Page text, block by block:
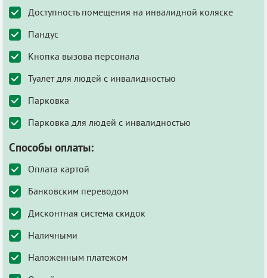
Доступность помещения на инвалидной коляске
Пандус
Кнопка вызова персонала
Туалет для людей с инвалидностью
Парковка
Парковка для людей с инвалидностью
Способы оплаты:
Оплата картой
Банковским переводом
Дисконтная система скидок
Наличными
Наложенным платежом